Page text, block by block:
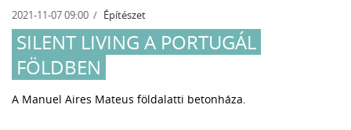
2021-11-07 09:00 Építészet
SILENT LIVING A PORTUGÁL
FÖLDBEN
A Manuel Aires Mateus földalatti betonháza.